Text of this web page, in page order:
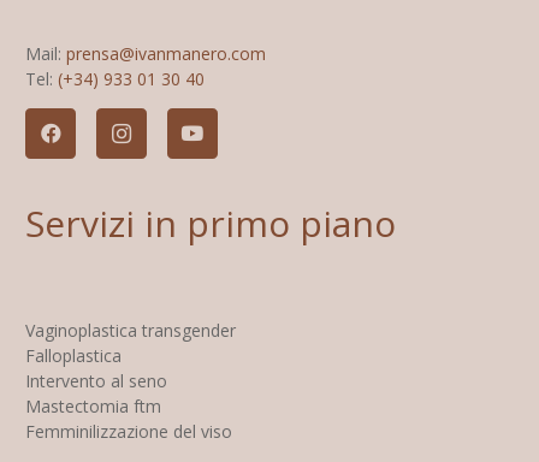
Mail: prensa@ivanmanero.com
Tel: (+34) 933 01 30 40
Servizi in primo piano
Vaginoplastica transgender
Falloplastica
Intervento al seno
Mastectomia ftm
Femminilizzazione del viso